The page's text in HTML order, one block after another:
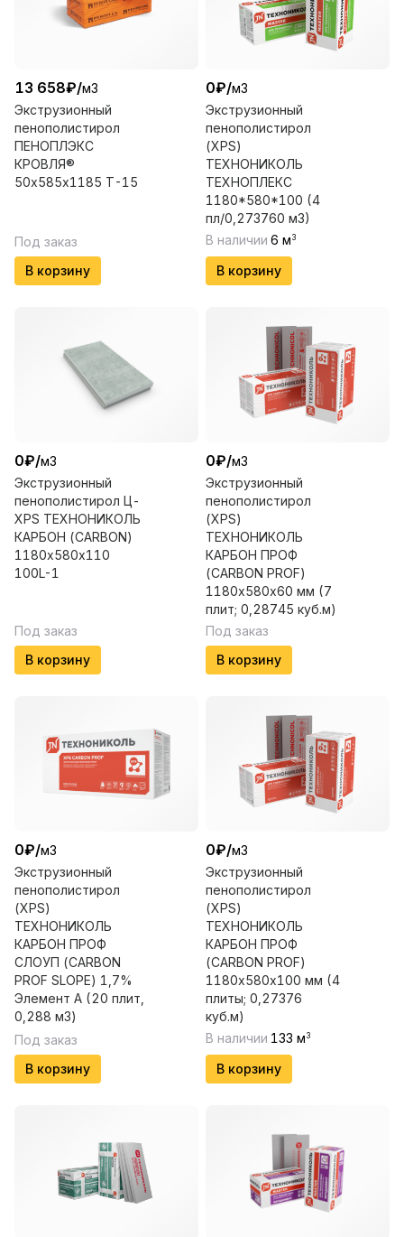
13 658₽/м3
Экструзионный
пенополистирол
ПЕНОПЛЭКС
КРОВЛЯ®
50х585х1185 Т-15
Под заказ
В корзину
0₽/м3
Экструзионный
пенополистирол
(XPS)
ТЕХНОНИКОЛЬ
ТЕХНОПЛЕКС
1180*580*100 (4
пл/0,273760 м3)
В наличии 6 м 3
В корзину
0₽/м3
Экструзионный
пенополистирол Ц-
XPS ТЕХНОНИКОЛЬ
КАРБОН (CARBON)
1180х580х110
100L-1
Под заказ
В корзину
0₽/м3
Экструзионный
пенополистирол
(XPS)
ТЕХНОНИКОЛЬ
КАРБОН ПРОФ
(CARBON PROF)
1180х580х60 мм (7
плит; 0,28745 куб.м)
Под заказ
В корзину
0₽/м3
Экструзионный
пенополистирол
(XPS)
ТЕХНОНИКОЛЬ
КАРБОН ПРОФ
СЛОУП (CARBON
PROF SLOPE) 1,7%
Элемент A (20 плит,
0,288 м3)
Под заказ
В корзину
0₽/м3
Экструзионный
пенополистирол
(XPS)
ТЕХНОНИКОЛЬ
КАРБОН ПРОФ
(CARBON PROF)
1180х580х100 мм (4
плиты; 0,27376
куб.м)
В наличии 133 м 3
В корзину